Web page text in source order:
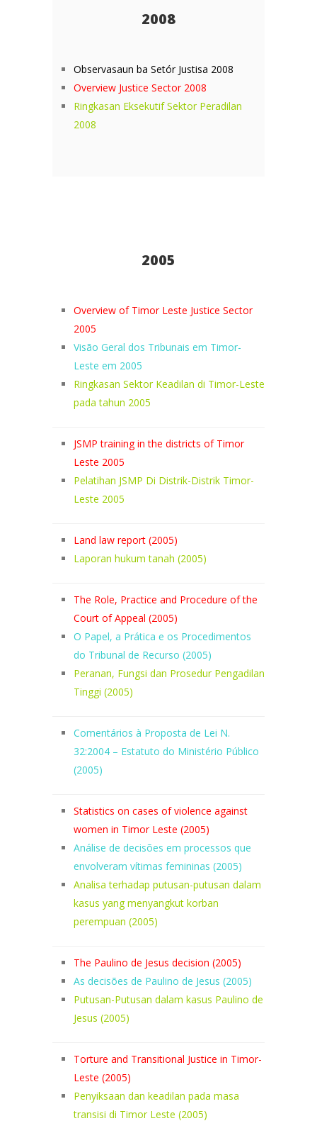
2008
Observasaun ba Setór Justisa 2008
Overview Justice Sector 2008
Ringkasan Eksekutif Sektor Peradilan
2008
2005
Overview of Timor Leste Justice Sector
2005
Visão Geral dos Tribunais em Timor-
Leste em 2005
Ringkasan Sektor Keadilan di Timor-Leste
pada tahun 2005
JSMP training in the districts of Timor
Leste 2005
Pelatihan JSMP Di Distrik-Distrik Timor-
Leste 2005
Land law report (2005)
Laporan hukum tanah (2005)
The Role, Practice and Procedure of the
Court of Appeal (2005)
O Papel, a Prática e os Procedimentos
do Tribunal de Recurso (2005)
Peranan, Fungsi dan Prosedur Pengadilan
Tinggi (2005)
Comentários à Proposta de Lei N.
32:2004 – Estatuto do Ministério Público
(2005)
Statistics on cases of violence against
women in Timor Leste (2005)
Análise de decisões em processos que
envolveram vítimas femininas (2005)
Analisa terhadap putusan-putusan dalam
kasus yang menyangkut korban
perempuan (2005)
The Paulino de Jesus decision (2005)
As decisões de Paulino de Jesus (2005)
Putusan-Putusan dalam kasus Paulino de
Jesus (2005)
Torture and Transitional Justice in Timor-
Leste (2005)
Penyiksaan dan keadilan pada masa
transisi di Timor Leste (2005)